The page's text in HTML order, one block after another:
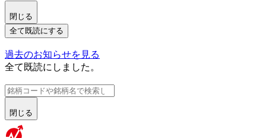
閉じる
全て既読にする
過去のお知らせを見る
全て既読にしました。
閉じる